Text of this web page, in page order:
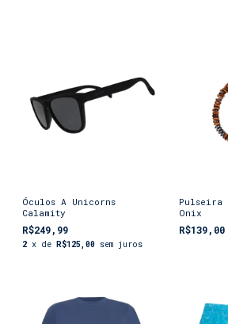
Óculos A Unicorns
Calamity
R$249,99
2 x de R$125,00 sem juros
Pulseira
Onix
R$139,00